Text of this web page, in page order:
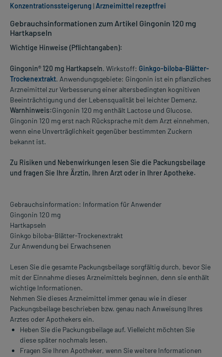
Gebrauchsinformationen zum Artikel Gingonin 120 mg
Hartkapseln
Wichtige Hinweise (Pflichtangaben):
Gingonin® 120 mg Hartkapseln. Wirkstoff: Ginkgo-biloba-Blätter-
Trockenextrakt. Anwendungsgebiete: Gingonin ist ein pflanzliches
Arzneimittel zur Verbesserung einer altersbedingten kognitiven
Beeinträchtigung und der Lebensqualität bei leichter Demenz.
Warnhinweis:Gingonin 120 mg enthält Lactose und Glucose.
Gingonin 120 mg erst nach Rücksprache mit dem Arzt einnehmen,
wenn eine Unverträglichkeit gegenüber bestimmten Zuckern
bekannt ist.
Zu Risiken und Nebenwirkungen lesen Sie die Packungsbeilage
und fragen Sie Ihre Ärztin, Ihren Arzt oder in Ihrer Apotheke.
Gebrauchsinformation: Information für Anwender
Gingonin 120 mg
Hartkapseln
Ginkgo biloba-Blätter-Trockenextrakt
Zur Anwendung bei Erwachsenen
Lesen Sie die gesamte Packungsbeilage sorgfältig durch, bevor Sie
mit der Einnahme dieses Arzneimittels beginnen, denn sie enthält
wichtige Informationen.
Nehmen Sie dieses Arzneimittel immer genau wie in dieser
Packungsbeilage beschrieben bzw. genau nach Anweisung Ihres
Arztes oder Apothekers ein.
Heben Sie die Packungsbeilage auf. Vielleicht möchten Sie
diese später nochmals lesen.
Fragen Sie Ihren Apotheker, wenn Sie weitere Informationen
Konzentrationssteigerung |Arzneimittel rezeptfrei